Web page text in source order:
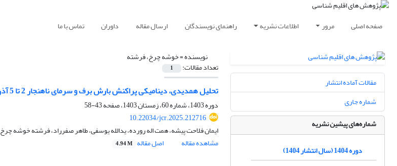
صفحه اصلی مرور اطلاعات نشریه راهنمای نویسندگان ارسال مقاله داوران تماس با ما
نویسنده =خوشه چرخ، فرشته
تعداد مقالات: 1
تحلیل همدیدی، دینامیکی پراکنش بارش برف و سرمای ناهنجار 2 تا 5 آذر 1395 در مازندران
دوره 1403، شماره 60، زمستان 1403، صفحه
43-58
10.22034/jcr.2025.212716
ایمان فلاحت پیشه، همت اله رورده، یدالله یوسفی، طاهر صفرراد، فرشته خوشه چرخ
مشاهده مقاله
اصل مقاله 4.94 M
مقالات آماده انتشار
شماره جاری
شماره‌های پیشین نشریه
دوره 1404 (سال انتشار 1404)